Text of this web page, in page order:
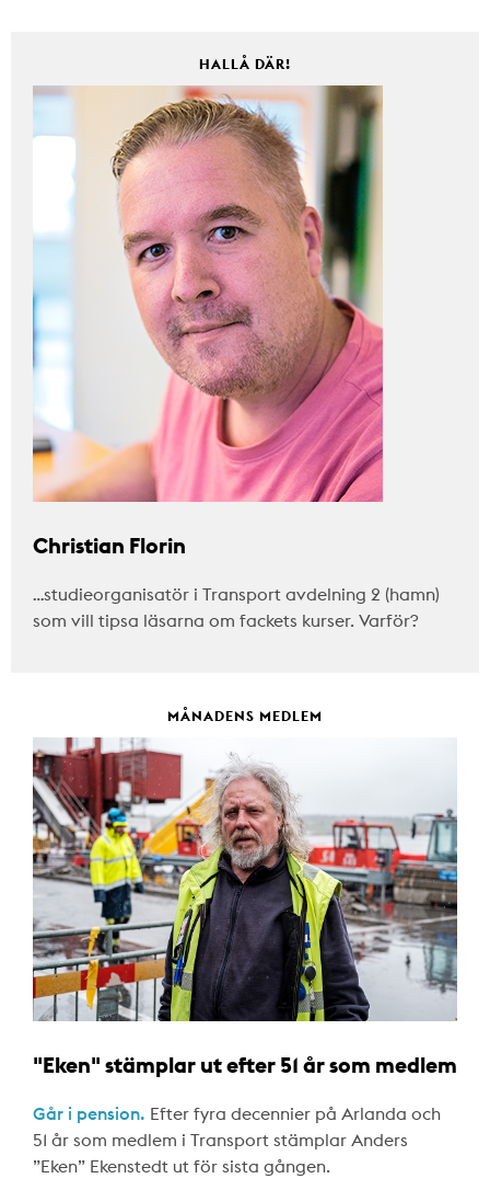
HALLÅ DÄR!
Christian Florin
…studieorganisatör i Transport avdelning 2 (hamn)
som vill tipsa läsarna om fackets kurser. Varför?
MÅNADENS MEDLEM
"Eken" stämplar ut efter 51 år som medlem
Går i pension. Efter fyra decennier på Arlanda och
51 år som medlem i Transport stämplar Anders
”Eken” Ekenstedt ut för sista gången.